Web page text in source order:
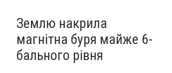
Землю накрила
магнітна буря майже 6-
бального рівня